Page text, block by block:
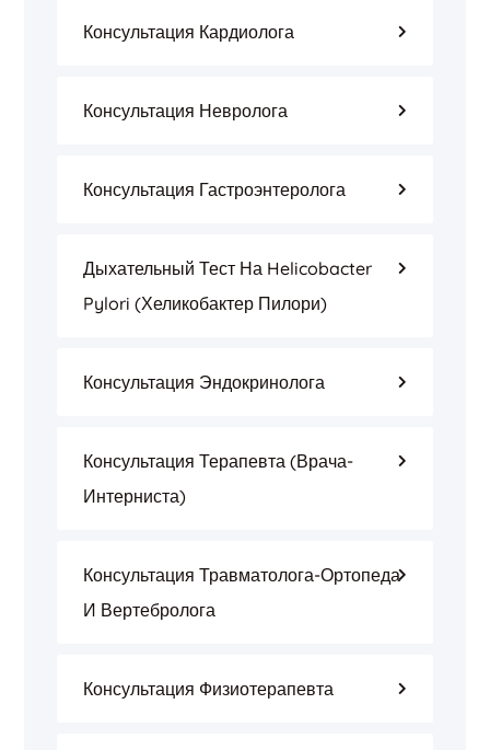
Консультация Кардиолога
Консультация Невролога
Консультация Гастроэнтеролога
Дыхательный Тест На Helicobacter
Pylori (Хеликобактер Пилори)
Консультация Эндокринолога
Консультация Терапевта (врача-
Интерниста)
Консультация Травматолога-Ортопеда
И Вертебролога
Консультация Физиотерапевта